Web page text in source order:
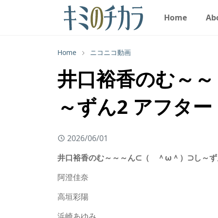
Home
Home ニコニコ動画
井口裕香のむ～
～ずん2 アフタ
2026/06/01
井口裕香のむ～～～ん⊂（ ＾ω＾）⊃し～ず
阿澄佳奈
高垣彩陽